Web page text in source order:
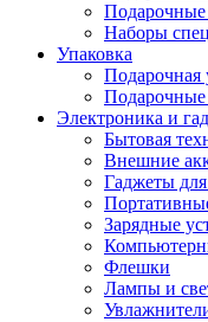
Наборы
Упаковка
Подарочная
Подарочные
Электроника и
Бытовая
Внешние
Гаджеты
Зарядные
Флешки
Лампы и